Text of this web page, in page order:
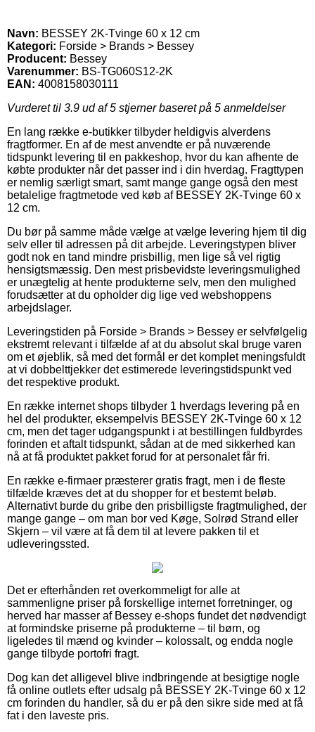
Navn: BESSEY 2K-Tvinge 60 x 12 cm
Kategori: Forside > Brands > Bessey
Producent: Bessey
Varenummer: BS-TG060S12-2K
EAN: 4008158030111
Vurderet til 3.9 ud af 5 stjerner baseret på 5 anmeldelser
En lang række e-butikker tilbyder heldigvis alverdens
fragtformer. En af de mest anvendte er på nuværende
tidspunkt levering til en pakkeshop, hvor du kan afhente de
købte produkter når det passer ind i din hverdag. Fragttypen
er nemlig særligt smart, samt mange gange også den mest
betalelige fragtmetode ved køb af BESSEY 2K-Tvinge 60 x
12 cm.
Du bør på samme måde vælge at vælge levering hjem til dig
selv eller til adressen på dit arbejde. Leveringstypen bliver
godt nok en tand mindre prisbillig, men lige så vel rigtig
hensigtsmæssig. Den mest prisbevidste leveringsmulighed
er unægtelig at hente produkterne selv, men den mulighed
forudsætter at du opholder dig lige ved webshoppens
arbejdslager.
Leveringstiden på Forside > Brands > Bessey er selvfølgelig
ekstremt relevant i tilfælde af at du absolut skal bruge varen
om et øjeblik, så med det formål er det komplet meningsfuldt
at vi dobbelttjekker det estimerede leveringstidspunkt ved
det respektive produkt.
En række internet shops tilbyder 1 hverdags levering på en
hel del produkter, eksempelvis BESSEY 2K-Tvinge 60 x 12
cm, men det tager udgangspunkt i at bestillingen fuldbyrdes
forinden et aftalt tidspunkt, sådan at de med sikkerhed kan
nå at få produktet pakket forud for at personalet får fri.
En række e-firmaer præsterer gratis fragt, men i de fleste
tilfælde kræves det at du shopper for et bestemt beløb.
Alternativt burde du gribe den prisbilligste fragtmulighed, der
mange gange – om man bor ved Køge, Solrød Strand eller
Skjern – vil være at få dem til at levere pakken til et
udleveringssted.
Det er efterhånden ret overkommeligt for alle at
sammenligne priser på forskellige internet forretninger, og
herved har masser af Bessey e-shops fundet det nødvendigt
at formindske priserne på produkterne – til børn, og
ligeledes til mænd og kvinder – kolossalt, og endda nogle
gange tilbyde portofri fragt.
Dog kan det alligevel blive indbringende at besigtige nogle
få online outlets efter udsalg på BESSEY 2K-Tvinge 60 x 12
cm forinden du handler, så du er på den sikre side med at få
fat i den laveste pris.